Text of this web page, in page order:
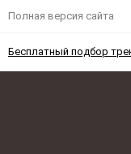
Полная версия сайта
Бесплатный подбор